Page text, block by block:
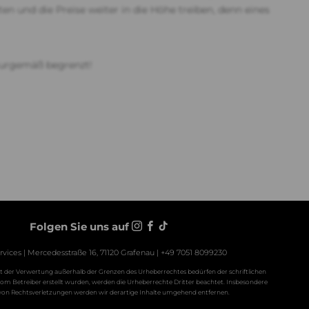
und die Preise weiter in die Höhe treiben, denn eines
begrenzt!
Folgen Sie uns auf
| Mercedesstraße 16, 71120 Grafenau | +49 7051 8099230
Verwertung außerhalb der Grenzen des Urheberrechtes bedürfen der schriftlichen
Betreiber erstellt wurden, werden die Urheberrechte Dritter beachtet. Insbesondere
Rechtsverletzungen werden wir derartige Inhalte umgehend entfernen.